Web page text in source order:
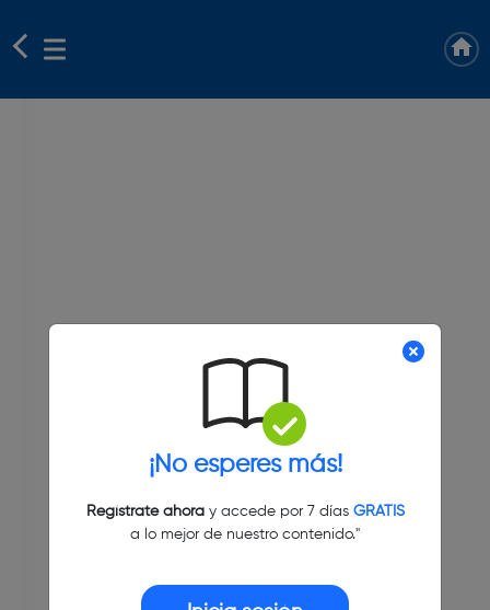
¡No esperes más!
Regístrate ahoray accede por 7 días GRATIS
a lo mejor de nuestro contenido."